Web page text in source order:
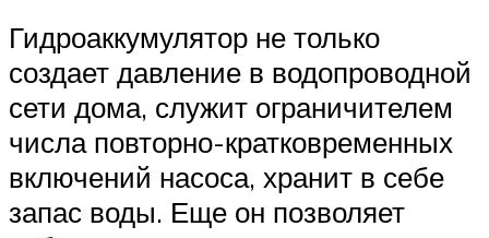
Гидроаккумулятор не только
создает давление в водопроводной
сети дома, служит ограничителем
числа повторно-кратковременных
включений насоса, хранит в себе
запас воды. Еще он позволяет